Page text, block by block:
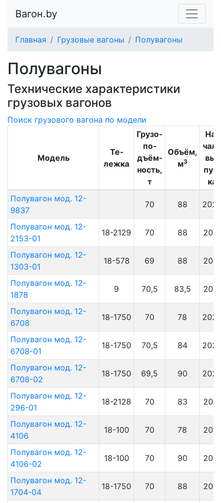
Вагон.by
Главная Грузовые вагоны Полувагоны
Полувагоны
Технические характеристики
грузовых вагонов
Поиск грузового вагона по модели
Модель
Те­
леж­ка
Грузо­
по­
дъём­
ность,
т
Объём,
м3
На­
ча­ло
вы­
пус­
ка
Полувагон мод. 12-
9837
70 88
Полувагон мод. 12-
2153-01
18-2129 70 88 2021
Полувагон мод. 12-
1303-01
18-578 69 88 2021
Полувагон мод. 12-
1878
9 70,5 83,5 2021
Полувагон мод. 12-
6708
18-1750 70 78
Полувагон мод. 12-
6708-01
18-1750 70,5 84
Полувагон мод. 12-
6708-02
18-1750 69,5 90
Полувагон мод. 12-
296-01
18-2128 70 83 2019
Полувагон мод. 12-
4106
18-100 70 78 2019
Полувагон мод. 12-
4106-02
18-100 70 90 2019
Полувагон мод. 12-
1704-04
18-1750 70 88 2019